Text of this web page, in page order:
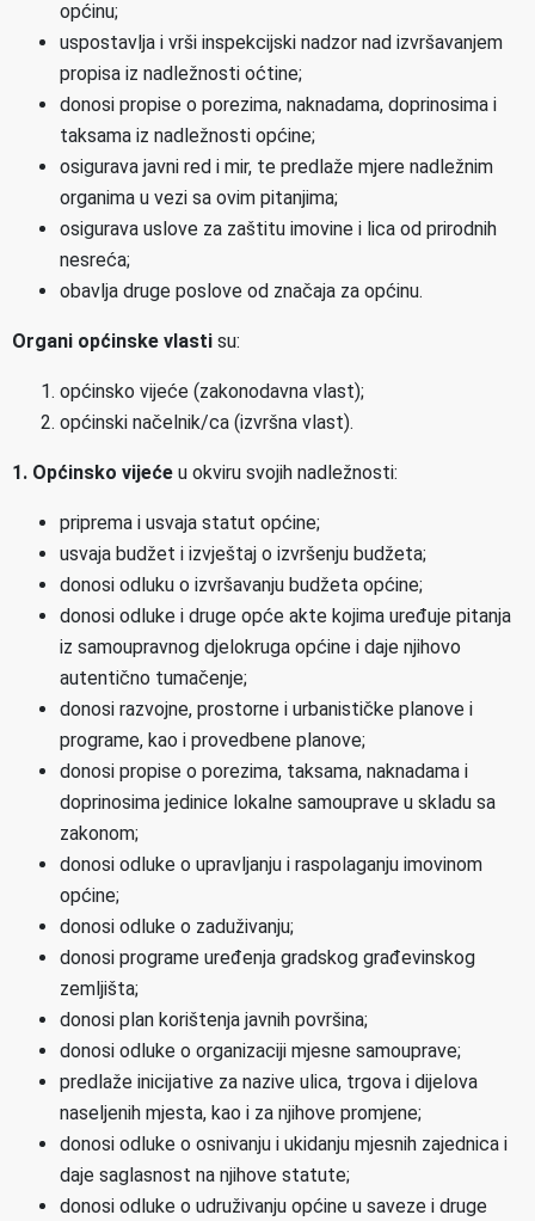
općinu;
uspostavlja i vrši inspekcijski nadzor nad izvršavanjem
propisa iz nadležnosti oćtine;
donosi propise o porezima, naknadama, doprinosima i
taksama iz nadležnosti općine;
osigurava javni red i mir, te predlaže mjere nadležnim
organima u vezi sa ovim pitanjima;
osigurava uslove za zaštitu imovine i lica od prirodnih
nesreća;
obavlja druge poslove od značaja za općinu.
Organi općinske vlasti su:
općinsko vijeće (zakonodavna vlast);
općinski načelnik/ca (izvršna vlast).
1. Općinsko vijeće u okviru svojih nadležnosti:
priprema i usvaja statut općine;
usvaja budžet i izvještaj o izvršenju budžeta;
donosi odluku o izvršavanju budžeta općine;
donosi odluke i druge opće akte kojima uređuje pitanja
iz samoupravnog djelokruga općine i daje njihovo
autentično tumačenje;
donosi razvojne, prostorne i urbanističke planove i
programe, kao i provedbene planove;
donosi propise o porezima, taksama, naknadama i
doprinosima jedinice lokalne samouprave u skladu sa
zakonom;
donosi odluke o upravljanju i raspolaganju imovinom
općine;
donosi odluke o zaduživanju;
donosi programe uređenja gradskog građevinskog
zemljišta;
donosi plan korištenja javnih površina;
donosi odluke o organizaciji mjesne samouprave;
predlaže inicijative za nazive ulica, trgova i dijelova
naseljenih mjesta, kao i za njihove promjene;
donosi odluke o osnivanju i ukidanju mjesnih zajednica i
daje saglasnost na njihove statute;
donosi odluke o udruživanju općine u saveze i druge